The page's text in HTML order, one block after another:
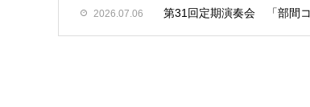
2026.07.06 第31回定期演奏会 「部間